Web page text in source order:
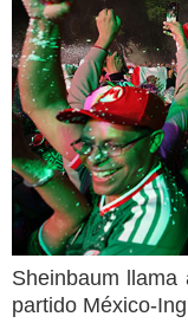
Sheinbaum llama
partido México-